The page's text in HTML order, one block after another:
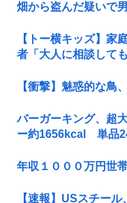
畑から盗んだ疑いで
【トー横キッズ】家
者「大人に相談して
【衝撃】魅惑的な
バーガーキング、超
ー約1656kcal 単品
年収１０００万円世
【速報】USスチー